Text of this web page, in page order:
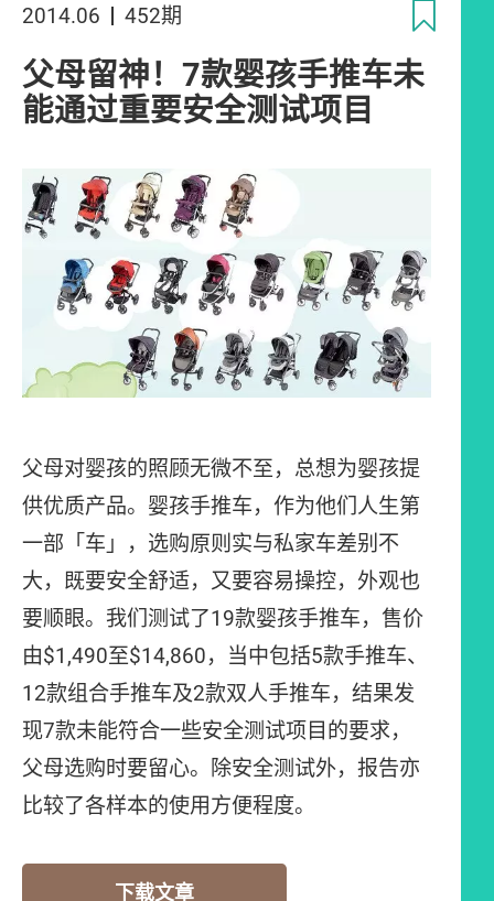
2014.06 452期
父母留神！7款婴孩手推车未
能通过重要安全测试项目
父母对婴孩的照顾无微不至，总想为婴孩提
供优质产品。婴孩手推车，作为他们人生第
一部「车」，选购原则实与私家车差别不
大，既要安全舒适，又要容易操控，外观也
要顺眼。我们测试了19款婴孩手推车，售价
由$1,490至$14,860，当中包括5款手推车、
12款组合手推车及2款双人手推车，结果发
现7款未能符合一些安全测试项目的要求，
父母选购时要留心。除安全测试外，报告亦
比较了各样本的使用方便程度。
下载文章